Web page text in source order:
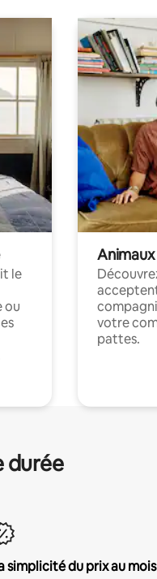
le
ou
votre
pattes.
durée
simplicité du prix au mois